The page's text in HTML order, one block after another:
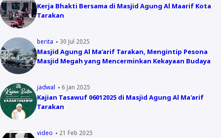
Kerja Bhakti Bersama di Masjid Agung Al Maarif Kota
Tarakan
berita 30 Jul 2025
Masjid Agung Al Ma’arif Tarakan, Mengintip Pesona
Masjid Megah yang Mencerminkan Kekayaan Budaya
jadwal 6 Jan 2025
Kajian Tasawuf 06012025 di Masjid Agung Al Ma'arif
Tarakan
video 21 Feb 2025